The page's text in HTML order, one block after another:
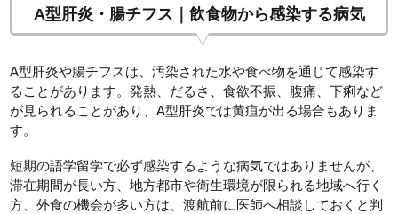
A型肝炎・腸チフス｜飲食物から感染する病気
A型肝炎や腸チフスは、汚染された水や食べ物を通じて感染す
ることがあります。発熱、だるさ、食欲不振、腹痛、下痢など
が見られることがあり、A型肝炎では黄疸が出る場合もありま
す。
短期の語学留学で必ず感染するような病気ではありませんが、
滞在期間が長い方、地方都市や衛生環境が限られる地域へ行く
方、外食の機会が多い方は、渡航前に医師へ相談しておくと判